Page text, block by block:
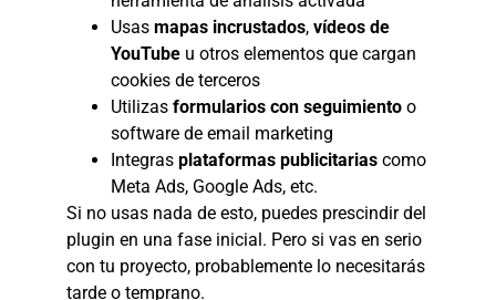
Usas mapas incrustados, vídeos de
YouTube u otros elementos que cargan
cookies de terceros
Utilizas formularios con seguimiento o
software de email marketing
Integras plataformas publicitarias como
Meta Ads, Google Ads, etc.
Si no usas nada de esto, puedes prescindir del
plugin en una fase inicial. Pero si vas en serio
con tu proyecto, probablemente lo necesitarás
tarde o temprano.